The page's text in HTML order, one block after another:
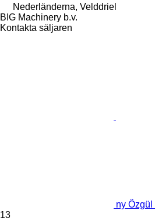
Nederländerna, Velddriel
BIG Machinery b.v.
Kontakta säljaren
ny
13